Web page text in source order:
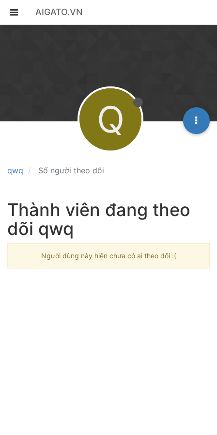
AIGATO.VN
qwq Số người theo dõi
Q
Thành viên đang theo
dõi qwq
Người dùng này hiện chưa có ai theo dõi :(